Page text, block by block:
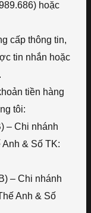
hoặc
cấp thông tin,
tin nhắn hoặc
tiền hàng
tôi:
– Chi nhánh
& Số TK:
– Chi nhánh
Anh & Số